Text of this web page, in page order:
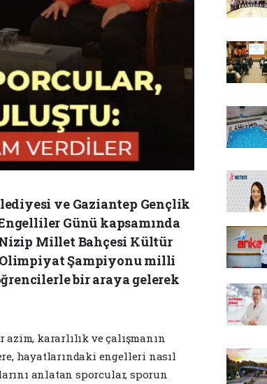
ve Gaziantep Gençlik
Günü kapsamında
Nizip Millet Bahçesi Kültür
Şampiyonu milli
bir araya gelerek
kararlılık ve çalışmanın
hayatlarındaki engelleri nasıl
anlatan sporcular, sporun